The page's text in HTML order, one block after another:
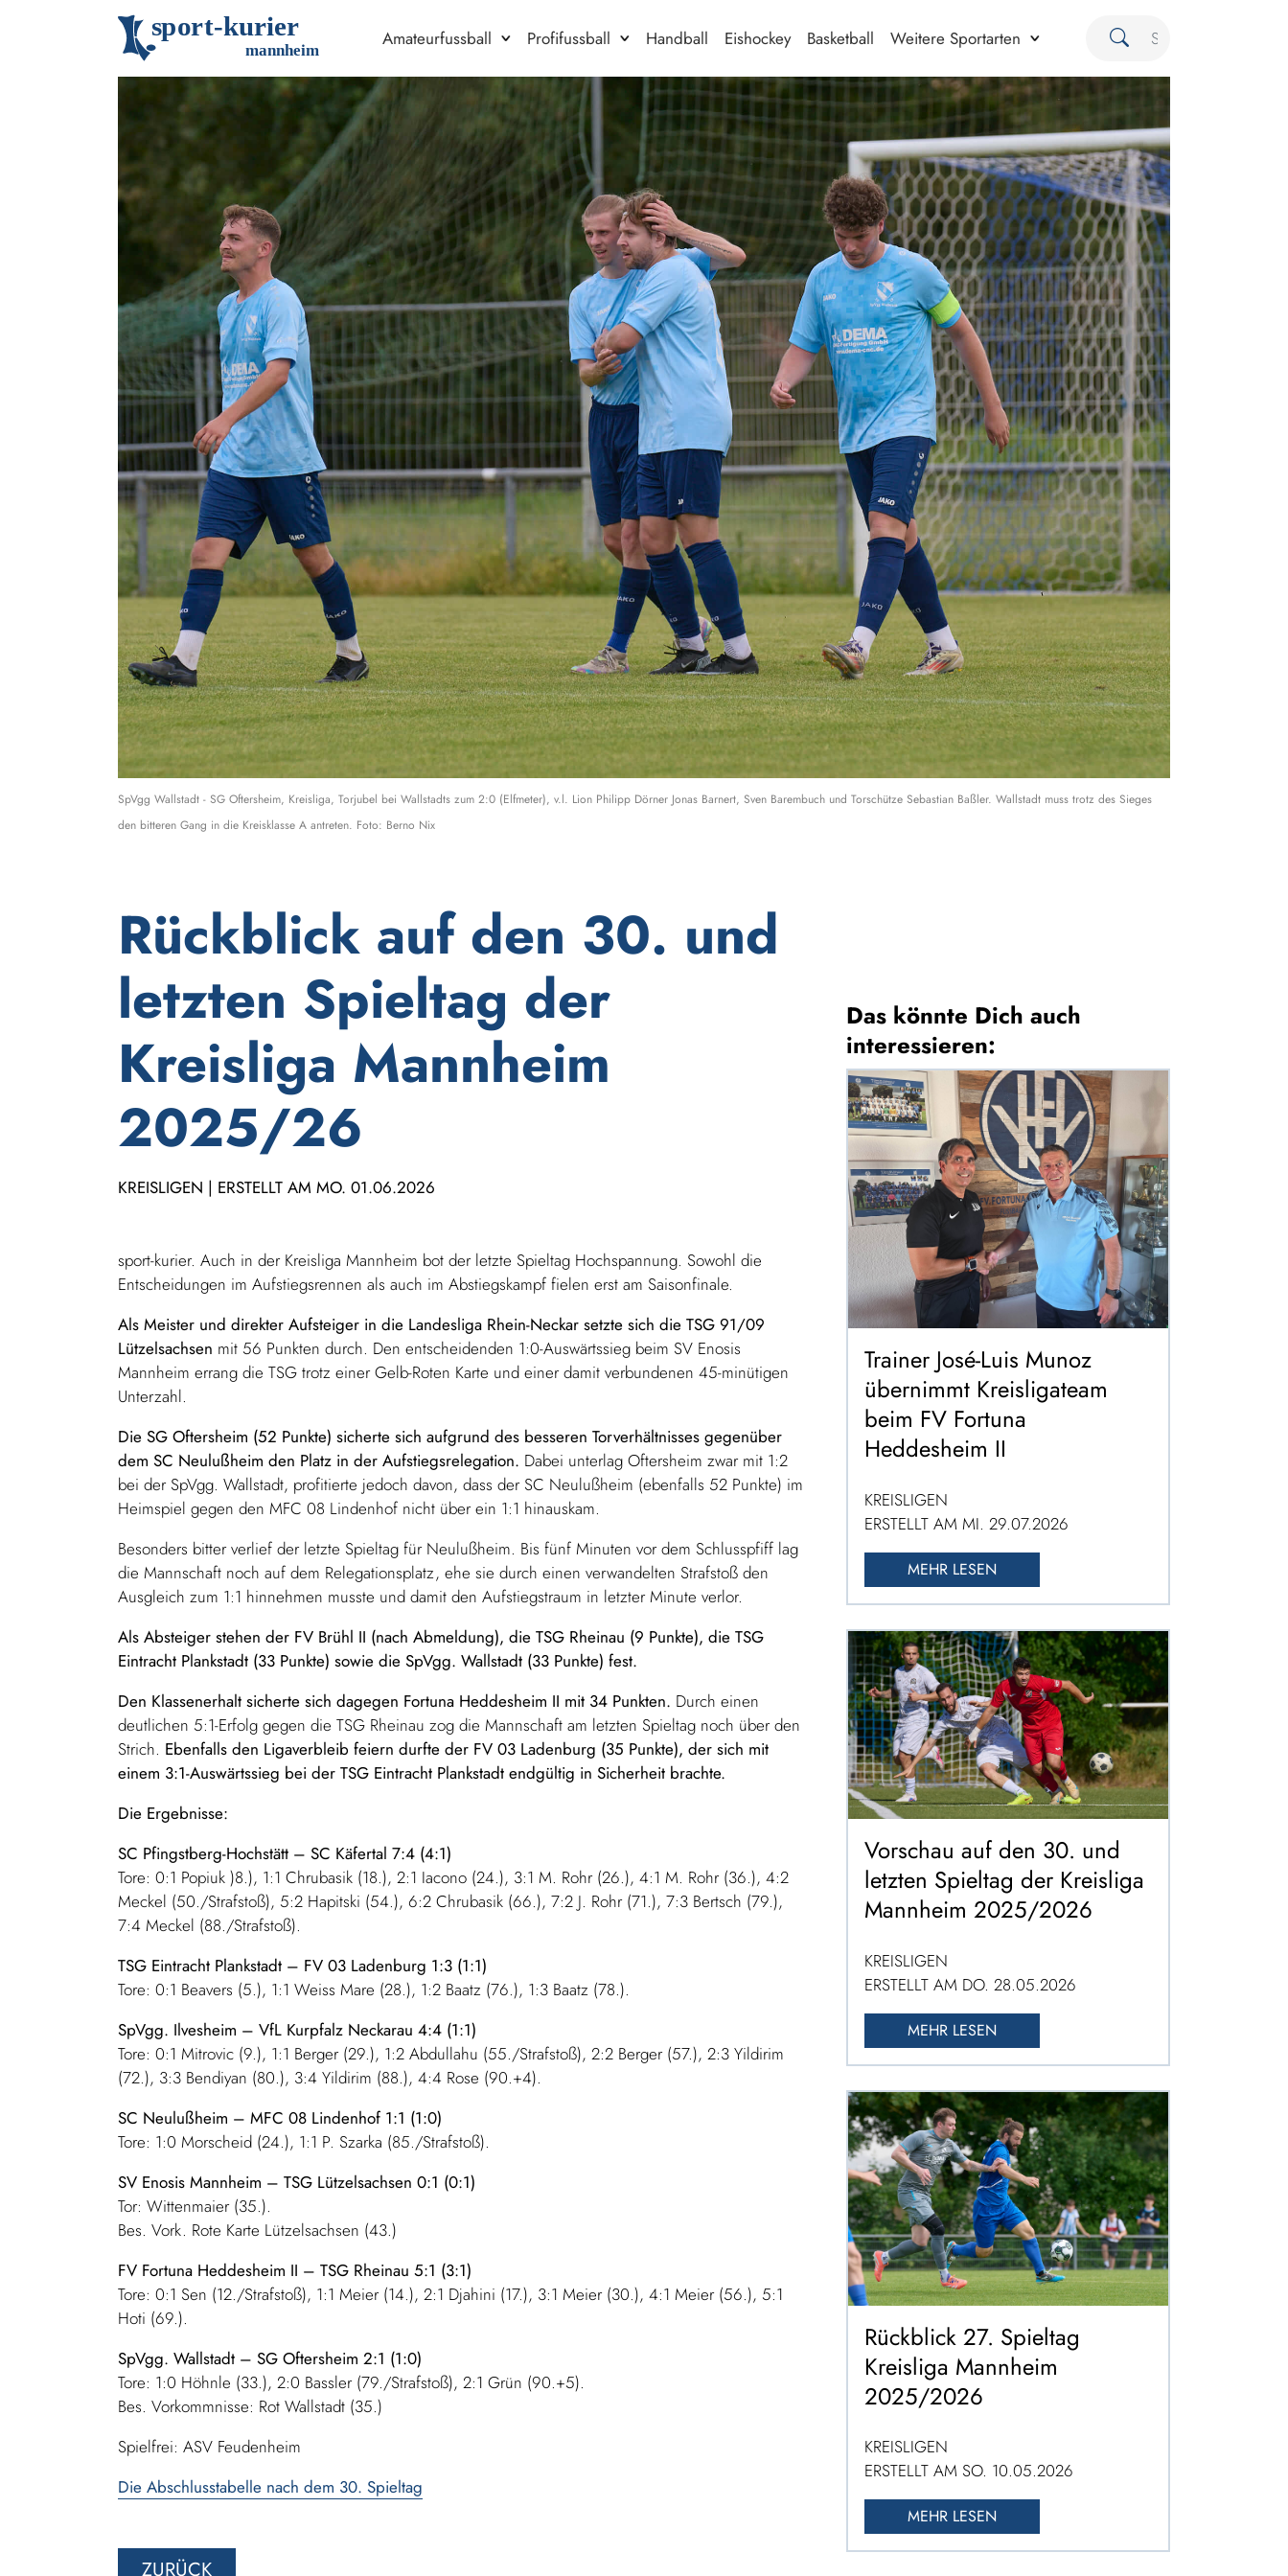
sport-kurier
mannheim
Amateurfussball Profifussball Handball Eishockey Basketball Weitere Sportarten
SpVgg Wallstadt - SG Oftersheim, Kreisliga, Torjubel bei Wallstadts zum 2:0 (Elfmeter), v.l. Lion Philipp Dörner Jonas Barnert, Sven Barembuch und Torschütze Sebastian Baßler. Wallstadt muss trotz des Sieges
den bitteren Gang in die Kreisklasse A antreten. Foto: Berno Nix
Rückblick auf den 30. und
letzten Spieltag der
Kreisliga Mannheim
2025/26
KREISLIGEN | ERSTELLT AM MO. 01.06.2026
sport-kurier. Auch in der Kreisliga Mannheim bot der letzte Spieltag Hochspannung. Sowohl die
Entscheidungen im Aufstiegsrennen als auch im Abstiegskampf fielen erst am Saisonfinale.
Als Meister und direkter Aufsteiger in die Landesliga Rhein-Neckar setzte sich die TSG 91/09
Lützelsachsen mit 56 Punkten durch. Den entscheidenden 1:0-Auswärtssieg beim SV Enosis
Mannheim errang die TSG trotz einer Gelb-Roten Karte und einer damit verbundenen 45-minütigen
Unterzahl.
Die SG Oftersheim (52 Punkte) sicherte sich aufgrund des besseren Torverhältnisses gegenüber
dem SC Neulußheim den Platz in der Aufstiegsrelegation. Dabei unterlag Oftersheim zwar mit 1:2
bei der SpVgg. Wallstadt, profitierte jedoch davon, dass der SC Neulußheim (ebenfalls 52 Punkte) im
Heimspiel gegen den MFC 08 Lindenhof nicht über ein 1:1 hinauskam.
Besonders bitter verlief der letzte Spieltag für Neulußheim. Bis fünf Minuten vor dem Schlusspfiff lag
die Mannschaft noch auf dem Relegationsplatz, ehe sie durch einen verwandelten Strafstoß den
Ausgleich zum 1:1 hinnehmen musste und damit den Aufstiegstraum in letzter Minute verlor.
Als Absteiger stehen der FV Brühl II (nach Abmeldung), die TSG Rheinau (9 Punkte), die TSG
Eintracht Plankstadt (33 Punkte) sowie die SpVgg. Wallstadt (33 Punkte) fest.
Den Klassenerhalt sicherte sich dagegen Fortuna Heddesheim II mit 34 Punkten. Durch einen
deutlichen 5:1-Erfolg gegen die TSG Rheinau zog die Mannschaft am letzten Spieltag noch über den
Strich. Ebenfalls den Ligaverbleib feiern durfte der FV 03 Ladenburg (35 Punkte), der sich mit
einem 3:1-Auswärtssieg bei der TSG Eintracht Plankstadt endgültig in Sicherheit brachte.
Die Ergebnisse:
SC Pfingstberg-Hochstätt – SC Käfertal 7:4 (4:1)
Tore: 0:1 Popiuk )8.), 1:1 Chrubasik (18.), 2:1 Iacono (24.), 3:1 M. Rohr (26.), 4:1 M. Rohr (36.), 4:2
Meckel (50./Strafstoß), 5:2 Hapitski (54.), 6:2 Chrubasik (66.), 7:2 J. Rohr (71.), 7:3 Bertsch (79.),
7:4 Meckel (88./Strafstoß).
TSG Eintracht Plankstadt – FV 03 Ladenburg 1:3 (1:1)
Tore: 0:1 Beavers (5.), 1:1 Weiss Mare (28.), 1:2 Baatz (76.), 1:3 Baatz (78.).
SpVgg. Ilvesheim – VfL Kurpfalz Neckarau 4:4 (1:1)
Tore: 0:1 Mitrovic (9.), 1:1 Berger (29.), 1:2 Abdullahu (55./Strafstoß), 2:2 Berger (57.), 2:3 Yildirim
(72.), 3:3 Bendiyan (80.), 3:4 Yildirim (88.), 4:4 Rose (90.+4).
SC Neulußheim – MFC 08 Lindenhof 1:1 (1:0)
Tore: 1:0 Morscheid (24.), 1:1 P. Szarka (85./Strafstoß).
SV Enosis Mannheim – TSG Lützelsachsen 0:1 (0:1)
Tor: Wittenmaier (35.).
Bes. Vork. Rote Karte Lützelsachsen (43.)
FV Fortuna Heddesheim II – TSG Rheinau 5:1 (3:1)
Tore: 0:1 Sen (12./Strafstoß), 1:1 Meier (14.), 2:1 Djahini (17.), 3:1 Meier (30.), 4:1 Meier (56.), 5:1
Hoti (69.).
SpVgg. Wallstadt – SG Oftersheim 2:1 (1:0)
Tore: 1:0 Höhnle (33.), 2:0 Bassler (79./Strafstoß), 2:1 Grün (90.+5).
Bes. Vorkommnisse: Rot Wallstadt (35.)
Spielfrei: ASV Feudenheim
Die Abschlusstabelle nach dem 30. Spieltag
ZURÜCK
Das könnte Dich auch
interessieren:
Trainer José-Luis Munoz
übernimmt Kreisligateam
beim FV Fortuna
Heddesheim II
KREISLIGEN
ERSTELLT AM MI. 29.07.2026
MEHR LESEN
Vorschau auf den 30. und
letzten Spieltag der Kreisliga
Mannheim 2025/2026
KREISLIGEN
ERSTELLT AM DO. 28.05.2026
MEHR LESEN
Rückblick 27. Spieltag
Kreisliga Mannheim
2025/2026
KREISLIGEN
ERSTELLT AM SO. 10.05.2026
MEHR LESEN